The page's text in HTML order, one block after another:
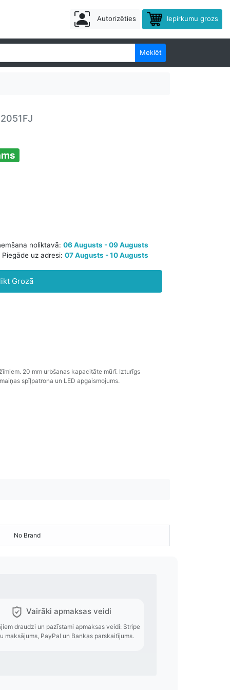
Autorizēties Iepirkumu grozs
Meklēt
saņemšana noliktavā:06 Augusts - 09 Augusts
Grozā
20 mm urbšanas kapacitāte mūrī. Izturīgs
spīļpatrona un LED apgaismojums.
No Brand